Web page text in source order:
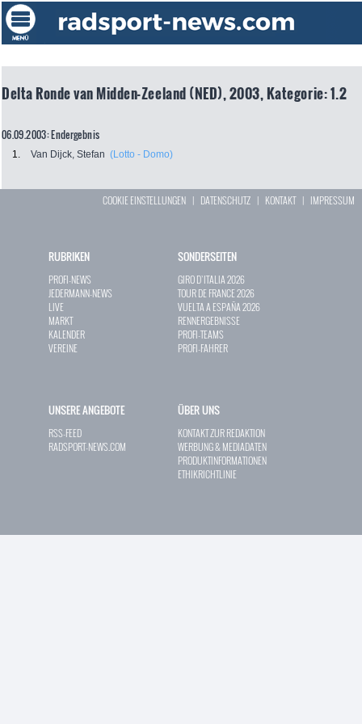
Delta Ronde van Midden-Zeeland (NED), 2003, Kategorie: 1.2
06.09.2003: Endergebnis
1. Van Dijck, Stefan (Lotto - Domo)
COOKIE EINSTELLUNGEN | DATENSCHUTZ | KONTAKT| IMPRESSUM
RUBRIKEN
PROFI-NEWS
JEDERMANN-NEWS
LIVE
MARKT
KALENDER
VEREINE
SONDERSEITEN
GIRO D`ITALIA 2026
TOUR DE FRANCE 2026
VUELTA A ESPAÑA 2026
RENNERGEBNISSE
PROFI-TEAMS
PROFI-FAHRER
UNSERE ANGEBOTE
RSS-FEED
RADSPORT-NEWS.COM
ÜBER UNS
KONTAKT ZUR REDAKTION
WERBUNG & MEDIADATEN
PRODUKTINFORMATIONEN
ETHIKRICHTLINIE